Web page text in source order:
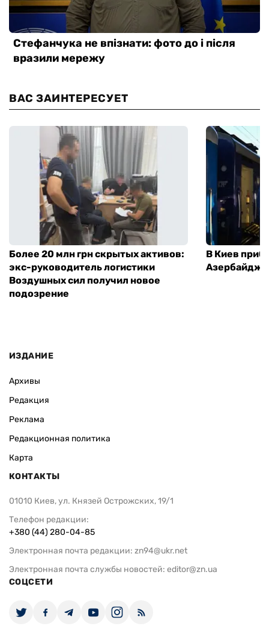
ВАС ЗАИНТЕРЕСУЕТ
Более 20 млн грн скрытых активов:
экс-руководитель логистики
Воздушных сил получил новое
подозрение
В Киев
ИЗДАНИЕ
Архивы
Редакция
Реклама
Редакционная политика
Карта
КОНТАКТЫ
01010 Киев, ул. Князей Острожских, 19/1
Телефон редакции:
+380 (44) 280-04-85
Электронная почта редакции: zn94@ukr.net
Электронная почта службы новостей: editor@zn.ua
СОЦСЕТИ